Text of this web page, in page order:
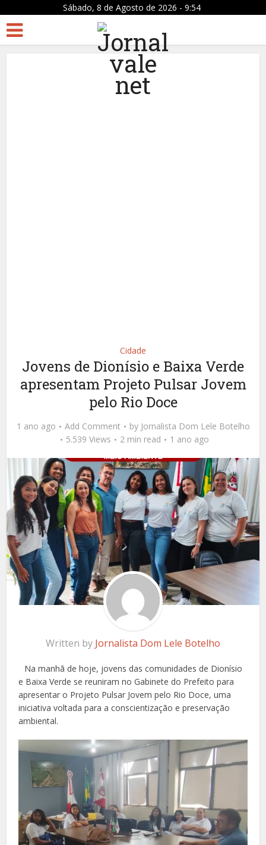
Sábado, 8 de Agosto de 2026 - 9:54
Cidade
Jovens de Dionísio e Baixa Verde
apresentam Projeto Pulsar Jovem
pelo Rio Doce
1 ano ago Add Comment by Jornalista Dom Lele Botelho
5.539 Views
2 min read 1 ano ago
Written by Jornalista Dom Lele Botelho
Na manhã de hoje, jovens das comunidades de Dionísio
e Baixa Verde se reuniram no Gabinete do Prefeito para
apresentar o Projeto Pulsar Jovem pelo Rio Doce, uma
iniciativa voltada para a conscientização e preservação
ambiental.